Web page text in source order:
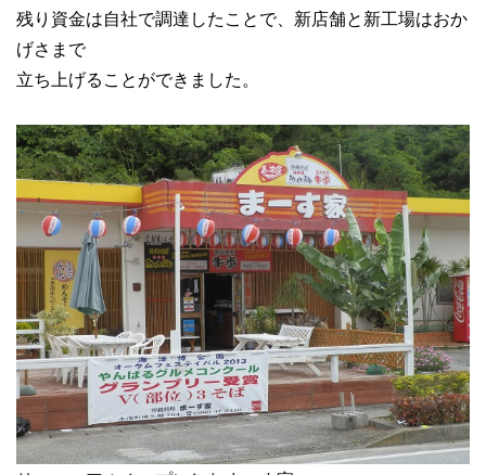
残り資金は自社で調達したことで、新店舗と新工場はおか
げさまで
立ち上げることができました。